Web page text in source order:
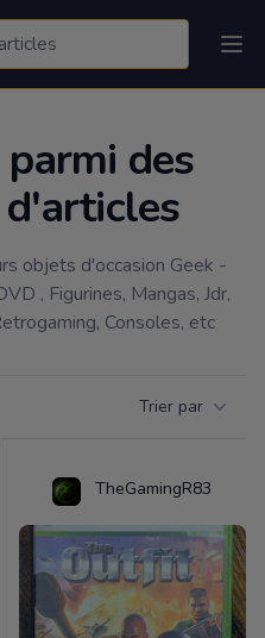
parmi des
objets d'occasion Geek -
, Figurines, Mangas, Jdr,
Consoles, etc
Trier par
TheGamingR83